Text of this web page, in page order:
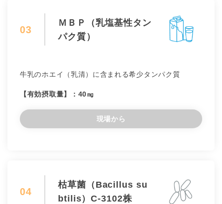
03
ＭＢＰ（乳塩基性タン
パク質）
牛乳のホエイ（乳清）に含まれる希少タンパク質
【有効摂取量】：40㎎
現場から
04
枯草菌（Bacillus su
btilis）C-3102株​